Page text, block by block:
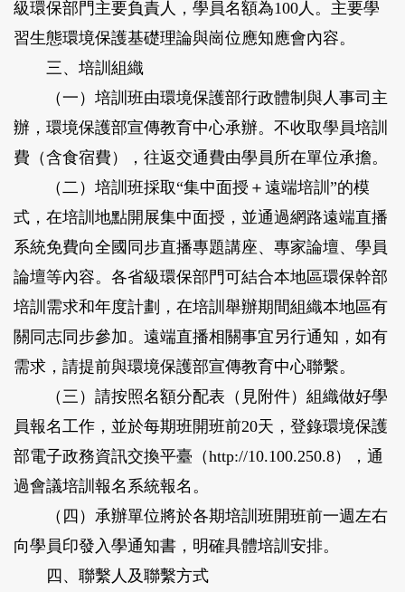
級環保部門主要負責人，學員名額為100人。主要學
習生態環境保護基礎理論與崗位應知應會內容。
三、培訓組織
（一）培訓班由環境保護部行政體制與人事司主
辦，環境保護部宣傳教育中心承辦。不收取學員培訓
費（含食宿費），往返交通費由學員所在單位承擔。
（二）培訓班採取“集中面授＋遠端培訓”的模
式，在培訓地點開展集中面授，並通過網路遠端直播
系統免費向全國同步直播專題講座、專家論壇、學員
論壇等內容。各省級環保部門可結合本地區環保幹部
培訓需求和年度計劃，在培訓舉辦期間組織本地區有
關同志同步參加。遠端直播相關事宜另行通知，如有
需求，請提前與環境保護部宣傳教育中心聯繫。
（三）請按照名額分配表（見附件）組織做好學
員報名工作，並於每期班開班前20天，登錄環境保護
部電子政務資訊交換平臺（http://10.100.250.8），通
過會議培訓報名系統報名。
（四）承辦單位將於各期培訓班開班前一週左右
向學員印發入學通知書，明確具體培訓安排。
四、聯繫人及聯繫方式